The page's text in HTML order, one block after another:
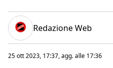
Redazione Web
25 ott 2023, 17:37, agg. alle 17:36